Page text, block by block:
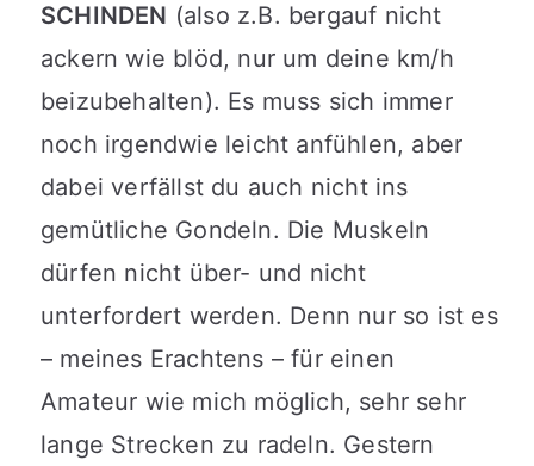
SCHINDEN (also z.B. bergauf nicht
ackern wie blöd, nur um deine km/h
beizubehalten). Es muss sich immer
noch irgendwie leicht anfühlen, aber
dabei verfällst du auch nicht ins
gemütliche Gondeln. Die Muskeln
dürfen nicht über- und nicht
unterfordert werden. Denn nur so ist es
– meines Erachtens – für einen
Amateur wie mich möglich, sehr sehr
lange Strecken zu radeln. Gestern